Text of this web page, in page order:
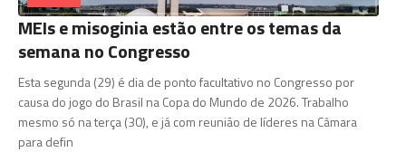
MEIs e misoginia estão entre os temas da
semana no Congresso
Esta segunda (29) é dia de ponto facultativo no Congresso por
causa do jogo do Brasil na Copa do Mundo de 2026. Trabalho
mesmo só na terça (30), e já com reunião de líderes na Câmara
para defin